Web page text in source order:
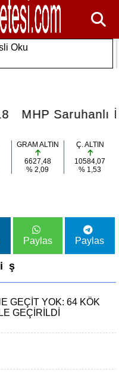
Oku
MHP Saruhanlı
GRAM ALTIN
6627,48
% 2,09
Ç. ALTIN
10584,07
% 1,53
Paylas Paylas
GEÇIT YOK: 64 KÖK
GEÇIRILDI